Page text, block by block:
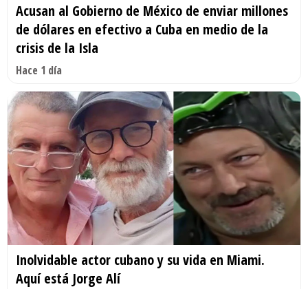
Acusan al Gobierno de México de enviar millones
de dólares en efectivo a Cuba en medio de la
crisis de la Isla
Hace 1 día
Inolvidable actor cubano y su vida en Miami.
Aquí está Jorge Alí